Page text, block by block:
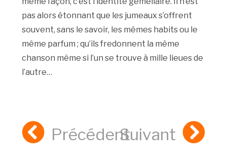
pas alors étonnant que les jumeaux s’offrent
souvent, sans le savoir, les mêmes habits ou le
même parfum ; qu’ils fredonnent la même
chanson même si l’un se trouve à mille lieues de
l’autre…
PrécédentSuivant